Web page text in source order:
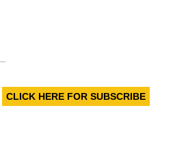
CLICK HERE FOR SUBSCRIBE